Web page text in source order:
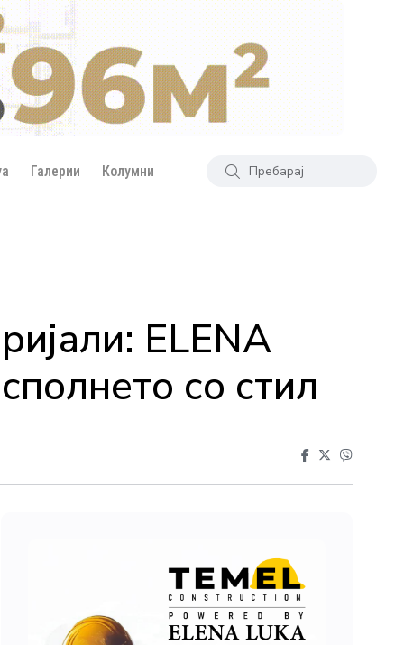
Галерии Колумни
ELENA
со стил